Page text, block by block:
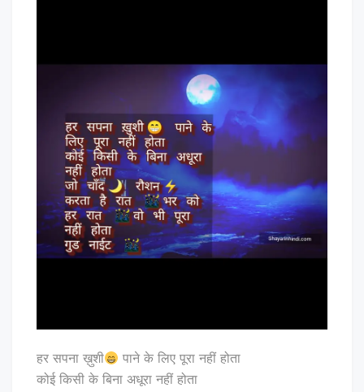
हर सपना ख़ुशी
पाने के लिए पूरा नहीं होता
कोई किसी के बिना अधूरा नहीं होता